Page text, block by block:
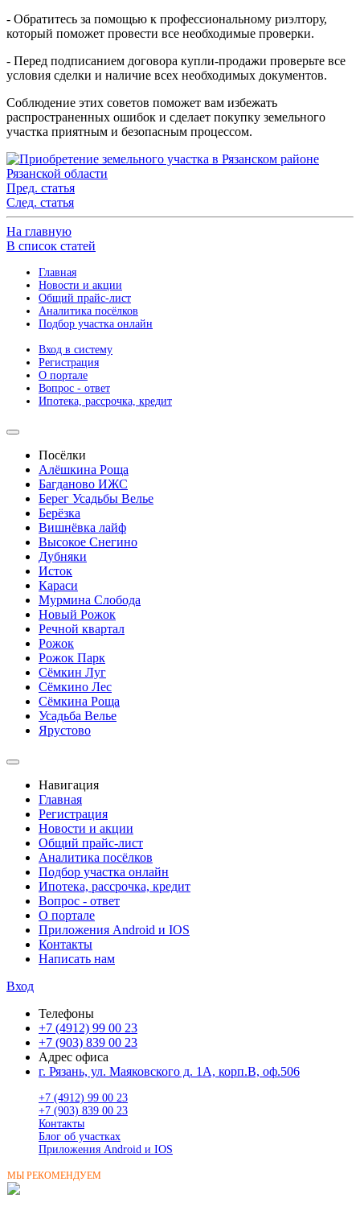
- Обратитесь за помощью к профессиональному риэлтору,
который поможет провести все необходимые проверки.
- Перед подписанием договора купли-продажи проверьте все
условия сделки и наличие всех необходимых документов.
Соблюдение этих советов поможет вам избежать
распространенных ошибок и сделает покупку земельного
участка приятным и безопасным процессом.
Пред. статья
След. статья
На главную
В список статей
Главная
Новости и акции
Общий прайс-лист
Аналитика посёлков
Подбор участка онлайн
Вход в систему
Регистрация
О портале
Вопрос - ответ
Ипотека, рассрочка, кредит
Посёлки
Алёшкина Роща
Багданово ИЖС
Берег Усадьбы Велье
Берёзка
Вишнёвка лайф
Высокое Снегино
Дубняки
Исток
Караси
Мурмина Слобода
Новый Рожок
Речной квартал
Рожок
Рожок Парк
Сёмкин Луг
Сёмкино Лес
Сёмкина Роща
Усадьба Велье
Ярустово
Навигация
Главная
Регистрация
Новости и акции
Общий прайс-лист
Аналитика посёлков
Подбор участка онлайн
Ипотека, рассрочка, кредит
Вопрос - ответ
О портале
Приложения Android и IOS
Контакты
Написать нам
Вход
Телефоны
+7 (4912) 99 00 23
+7 (903) 839 00 23
Адрес офиса
г. Рязань, ул. Маяковского д. 1А, корп.В, оф.506
+7 (4912) 99 00 23
+7 (903) 839 00 23
Контакты
Блог об участках
Приложения Android и IOS
МЫ РЕКОМЕНДУЕМ